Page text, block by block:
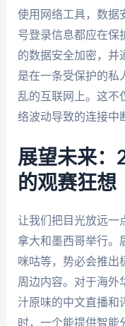
使用网络工具，数据
号登录信息都应在保
的数据安全加密，并
是在一条受保护的私
乱的互联网上。这不
络波动导致的连接中
展望未来：
的观赛狂想
让我们把目光放远一
拿大和墨西哥举行。
咪咕等，势必会推出
周边内容。对于海外
汁原味的中文直播和
时，一个能提供智能